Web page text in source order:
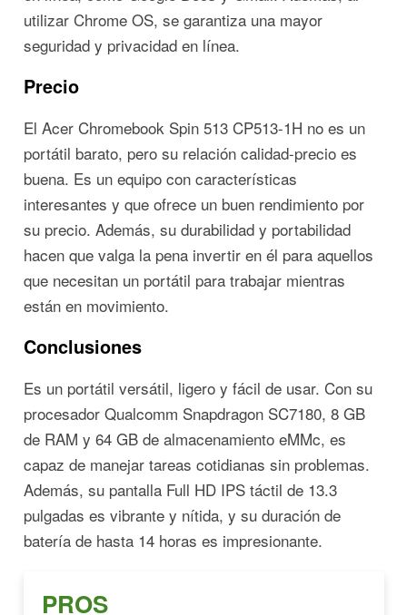
utilizar Chrome OS, se garantiza una mayor
seguridad y privacidad en línea.
Precio
El Acer Chromebook Spin 513 CP513-1H no es un
portátil barato, pero su relación calidad-precio es
buena. Es un equipo con características
interesantes y que ofrece un buen rendimiento por
su precio. Además, su durabilidad y portabilidad
hacen que valga la pena invertir en él para aquellos
que necesitan un portátil para trabajar mientras
están en movimiento.
Conclusiones
Es un portátil versátil, ligero y fácil de usar. Con su
procesador Qualcomm Snapdragon SC7180, 8 GB
de RAM y 64 GB de almacenamiento eMMc, es
capaz de manejar tareas cotidianas sin problemas.
Además, su pantalla Full HD IPS táctil de 13.3
pulgadas es vibrante y nítida, y su duración de
batería de hasta 14 horas es impresionante.
PROS